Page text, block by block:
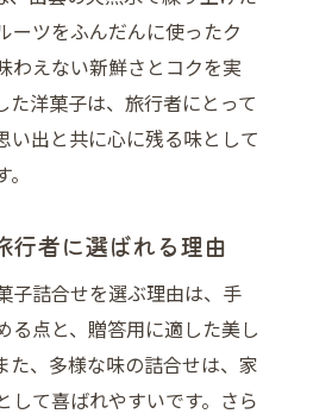
ーツをふんだんに使ったク
わえない新鮮さとコクを実
た洋菓子は、旅行者にとって
い出と共に心に残る味として
行者に選ばれる理由
子詰合せを選ぶ理由は、手
る点と、贈答用に適した美し
た、多様な味の詰合せは、家
して喜ばれやすいです。さら